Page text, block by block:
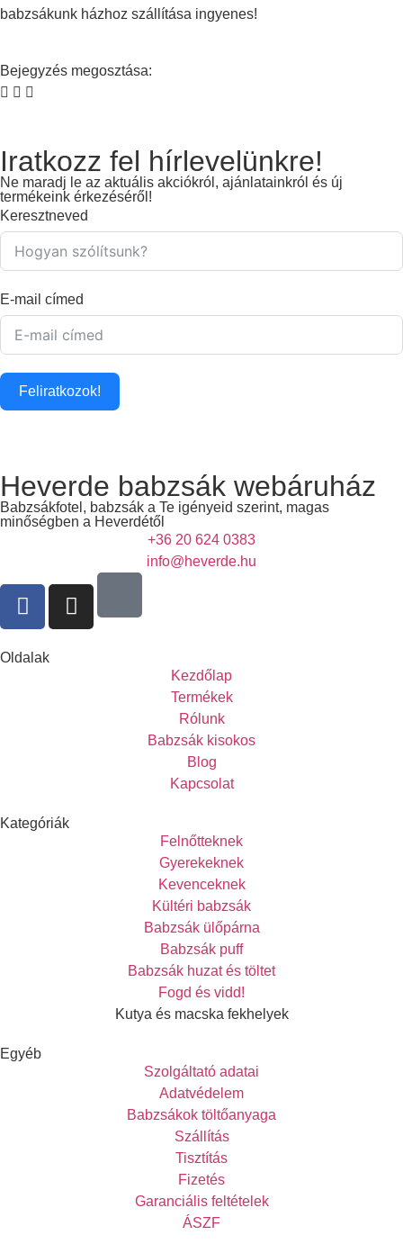
babzsákunk házhoz szállítása ingyenes!
Bejegyzés megosztása:
Iratkozz fel hírlevelünkre!
Ne maradj le az aktuális akciókról, ajánlatainkról és új
termékeink érkezéséről!
Keresztneved
E-mail címed
Feliratkozok!
Heverde babzsák webáruház
Babzsákfotel, babzsák a Te igényeid szerint, magas
minőségben a Heverdétől
+36 20 624 0383
info@heverde.hu
Oldalak
Kezdőlap
Termékek
Rólunk
Babzsák kisokos
Blog
Kapcsolat
Kategóriák
Felnőtteknek
Gyerekeknek
Kevenceknek
Kültéri babzsák
Babzsák ülőpárna
Babzsák puff
Babzsák huzat és töltet
Fogd és vidd!
Kutya és macska fekhelyek
Egyéb
Szolgáltató adatai
Adatvédelem
Babzsákok töltőanyaga
Szállítás
Tisztítás
Fizetés
Garanciális feltételek
ÁSZF